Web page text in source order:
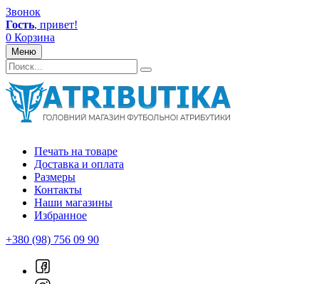
Звонок
Гость, привет!
0 Корзина
Меню
Печать на товаре
Доставка и оплата
Размеры
Контакты
Наши магазины
Избранное
+380 (98) 756 09 90